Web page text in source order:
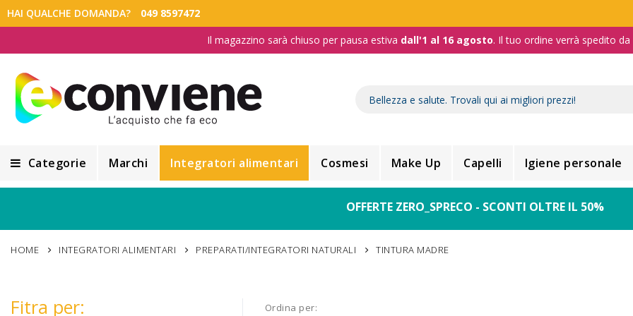
HAI QUALCHE DOMANDA?
049 8597472
Il magazzino sarà chiuso per pausa estiva dall'1 al 16 agosto. Il tuo ordine verrà spedito
Categorie
Alimentazione e Dietetica
Marchi Integratori alimentari Cosmesi Make Up Capelli Igiene personale
OFFERTE ZERO_SPRECO - SCONTI OLTRE IL 50%
HOME INTEGRATORI ALIMENTARI PREPARATI/INTEGRATORI NATURALI TINTURA MADRE
Ordina per
Fitra per: